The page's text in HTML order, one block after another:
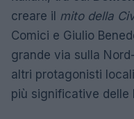
creare il mito della
Comici e Giulio
grande via sulla
altri protagonisti
più significative delle